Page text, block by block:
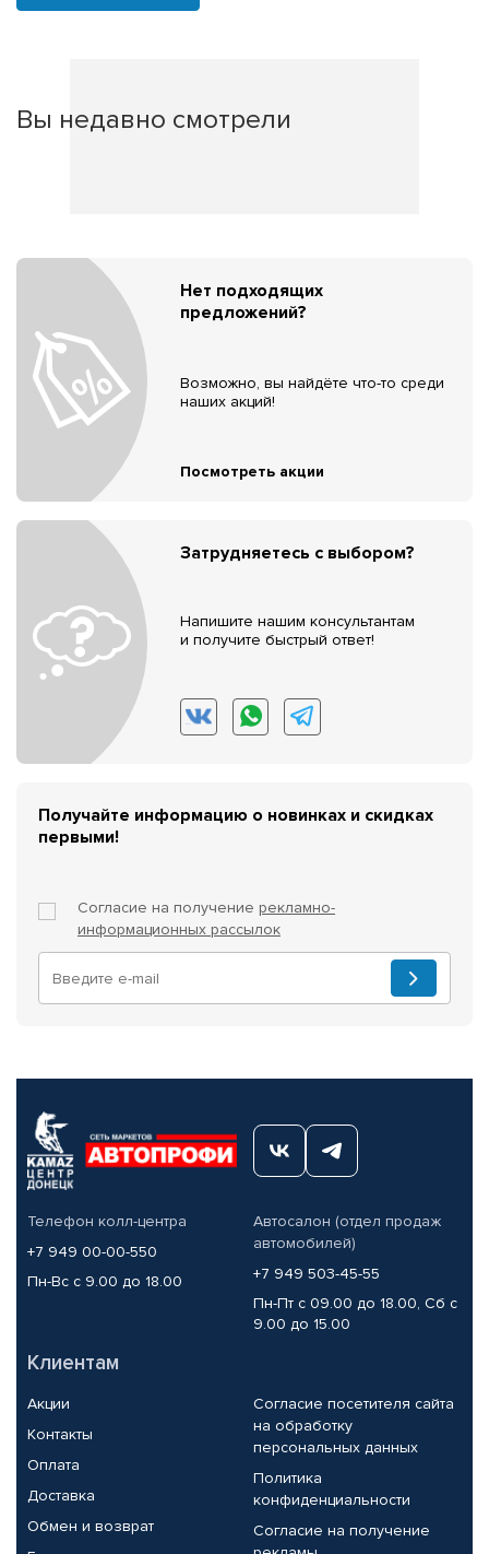
Вы недавно смотрели
Нет подходящих
предложений?
Возможно, вы найдёте что-то среди
наших акций!
Посмотреть акции
Затрудняетесь с выбором?
Напишите нашим консультантам
и получите быстрый ответ!
Получайте информацию о новинках и скидках
первыми!
Согласие на получение рекламно-
информационных рассылок
Телефон колл-центра
+7 949 00-00-550
Пн-Вс с 9.00 до 18.00
Автосалон (отдел продаж
автомобилей)
+7 949 503-45-55
Пн-Пт с 09.00 до 18.00, Сб с
9.00 до 15.00
Клиентам
Акции
Контакты
Оплата
Доставка
Обмен и возврат
Согласие посетителя сайта
на обработку
персональных данных
Политика
конфиденциальности
Согласие на получение